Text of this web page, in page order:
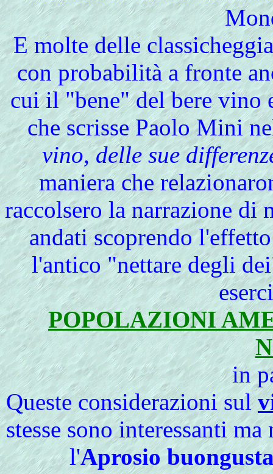
E molte delle
con probabilità a fronte
cui il "bene" del bere vino
che scrisse Paolo Mini
vino, delle sue
maniera che
raccolsero la narrazione di
andati scoprendo
l'antico "nettare degli
POPOLAZIONI
in
Queste considerazioni sul
stesse sono interessanti
l'Aprosio